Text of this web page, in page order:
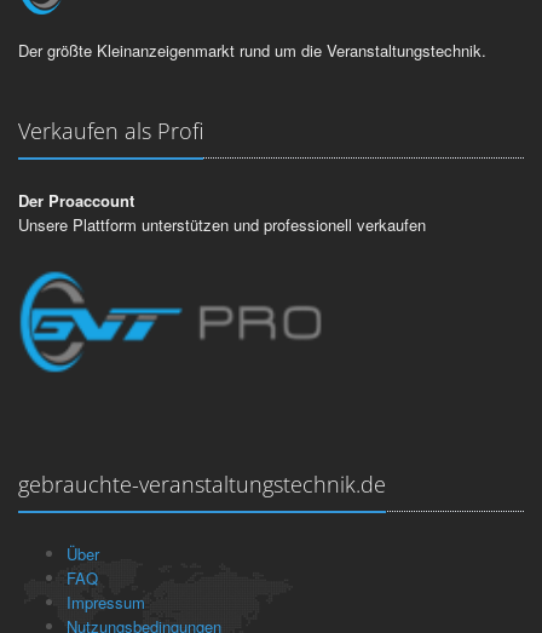
Der größte Kleinanzeigenmarkt rund um die Veranstaltungstechnik.
Verkaufen als Profi
Der Proaccount
Unsere Plattform unterstützen und professionell verkaufen
gebrauchte-veranstaltungstechnik.de
Über
FAQ
Impressum
Nutzungsbedingungen